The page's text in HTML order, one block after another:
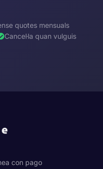
quotes mensuals
Cancel·la quan vulguis
con pago